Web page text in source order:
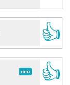
👍
neu
👍